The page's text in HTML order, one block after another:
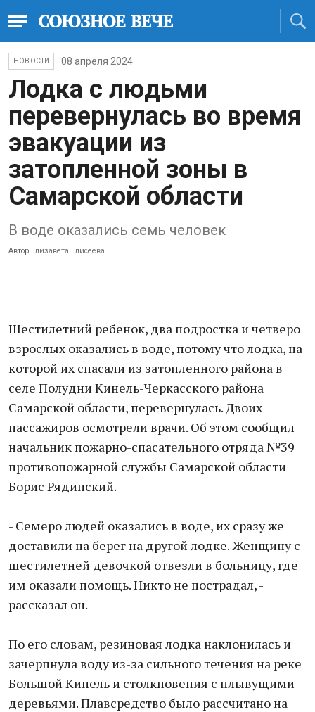
НОВОСТИ 08 апреля 2024
Лодка с людьми
перевернулась во время
эвакуации из
затопленной зоны в
Самарской области
В воде оказались семь человек
Автор Елизавета Елисеева
Шестилетний ребенок, два подростка и четверо
взрослых оказались в воде, потому что лодка, на
которой их спасали из затопленного района в
селе Полудни Кинель-Черкасского района
Самарской области, перевернулась. Двоих
пассажиров осмотрели врачи. Об этом сообщил
начальник пожарно-спасательного отряда №39
противопожарной службы Самарской области
Борис Рядинский.
- Семеро людей оказались в воде, их сразу же
доставили на берег на другой лодке. Женщину с
шестилетней девочкой отвезли в больницу, где
им оказали помощь. Никто не пострадал, -
рассказал он.
По его словам, резиновая лодка наклонилась и
зачерпнула воду из-за сильного течения на реке
Большой Кинель и столкновения с плывущими
деревьями. Плавсредство было рассчитано на